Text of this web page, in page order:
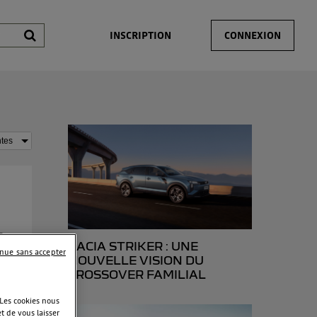
INSCRIPTION CONNEXION
DACIA STRIKER : UNE
NOUVELLE VISION DU
CROSSOVER FAMILIAL
cookies nous
de vous laisser
sans accepter